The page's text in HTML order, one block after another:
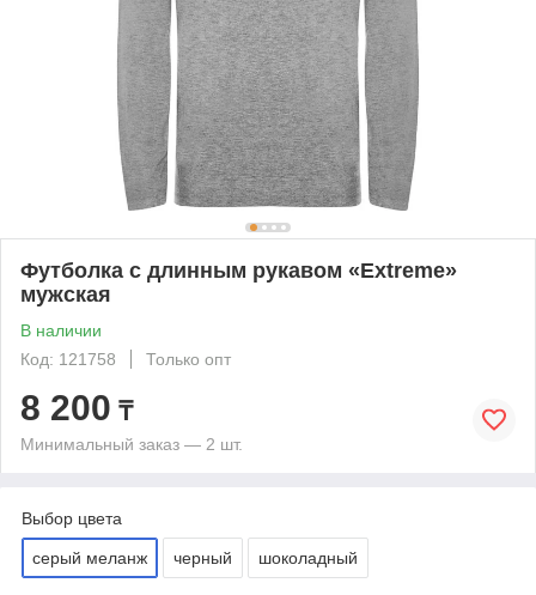
Футболка c длинным рукавом «Extreme»
мужская
В наличии
Код: 121758
Только опт
8 200 ₸
Минимальный заказ — 2 шт.
Выбор цвета
серый меланж черный шоколадный